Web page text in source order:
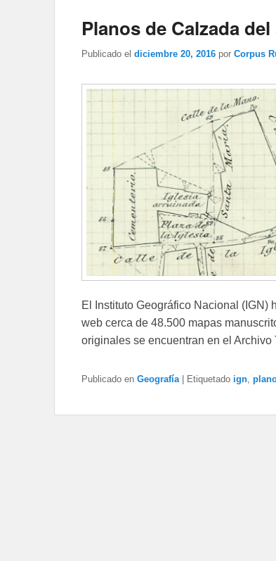
Planos de Calzada
Publicado el diciembre 20, 2016 por Corpus
El Instituto Geográfico Nacional (IGN)
web cerca de 48.500 mapas
originales se encuentran en el Archivo
Publicado en Geografía Etiquetado ign